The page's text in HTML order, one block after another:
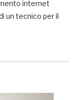
internet
un tecnico per il